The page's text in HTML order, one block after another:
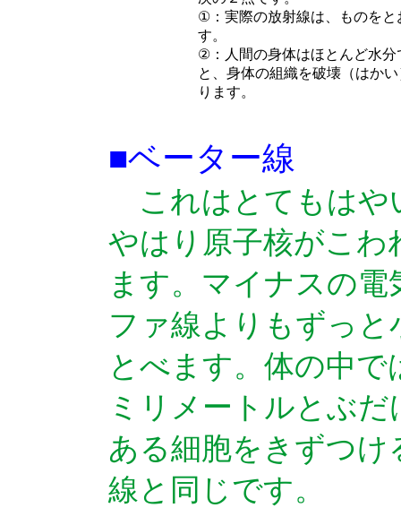
①：実際の放射線は、ものを
す。
②：人間の身体はほとんど水
と、身体の組織を破壊（はか
ります。
■ベーター線
これはとてもはや
やはり原子核がこわ
ます。マイナスの
ファ線よりもずっ
とべます。体の中
ミリメートルとぶ
ある細胞をきずつ
線と同じです。